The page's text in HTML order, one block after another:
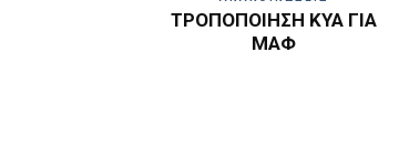
ΤΡΟΠΟΠΟΙΗΣΗ ΚΥΑ ΓΙΑ
ΜΑΦ